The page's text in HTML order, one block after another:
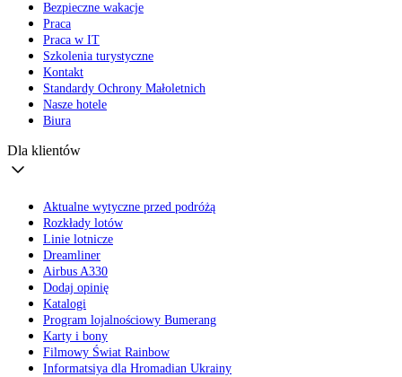
Bezpieczne wakacje
Praca
Praca w IT
Szkolenia turystyczne
Kontakt
Standardy Ochrony Małoletnich
Nasze hotele
Biura
Dla klientów
Aktualne wytyczne przed podróżą
Rozkłady lotów
Linie lotnicze
Dreamliner
Airbus A330
Dodaj opinię
Katalogi
Program lojalnościowy Bumerang
Karty i bony
Filmowy Świat Rainbow
Informatsiya dla Hromadian Ukrainy